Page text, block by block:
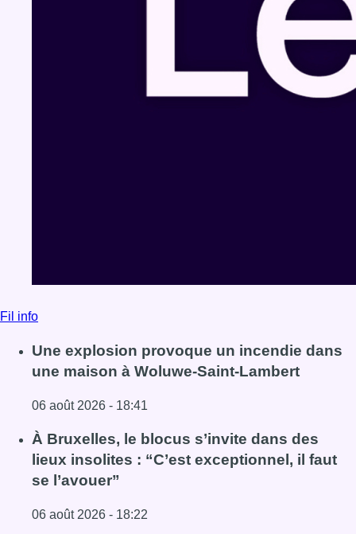
Fil info
Une explosion provoque un incendie dans
une maison à Woluwe-Saint-Lambert
06 août 2026 - 18:41
Lire l'article Une explosion provoque un incendie dans
À Bruxelles, le blocus s’invite dans des
lieux insolites : “C’est exceptionnel, il faut
se l’avouer”
06 août 2026 - 18:22